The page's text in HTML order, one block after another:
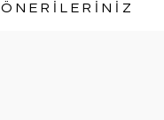
ÖNERİLERİNİZ